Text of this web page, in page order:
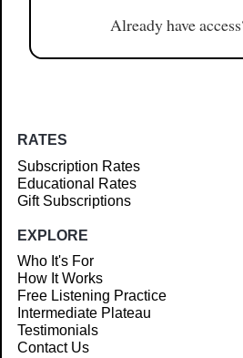
Already have
RATES
Subscription Rates
Educational Rates
Gift Subscriptions
EXPLORE
Who It's For
How It Works
Free Listening Practice
Intermediate Plateau
Testimonials
Contact Us